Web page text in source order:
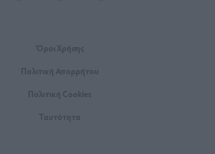
Όροι Xρήσης
Πολιτική Απορρήτου
Πολιτική Cookies
Ταυτότητα